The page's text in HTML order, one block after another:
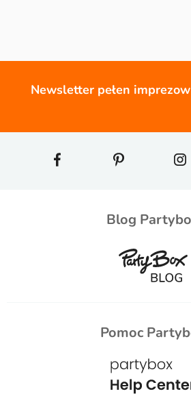
Newsletter pełen
Blog
Pomoc